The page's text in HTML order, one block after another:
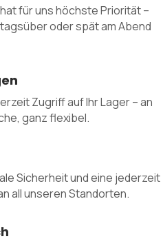
für uns höchste Priorität –
oder spät am Abend
Zugriff auf Ihr Lager – an
ganz flexibel.
Sicherheit und eine jederzeit
all unseren Standorten.